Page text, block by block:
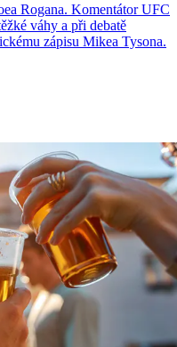
Rogana. Komentátor UFC
váhy a při debatě
zápisu Mikea Tysona.